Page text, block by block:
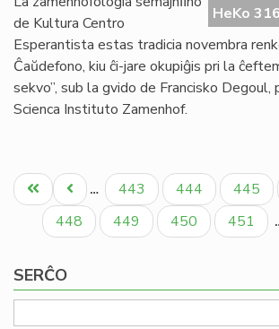
HeKo
de Kultura Centro
Esperantista estas tradicia novembra
Ĉaŭdefono, kiu ĉi-jare okupiĝis pri la
sekvo”, sub la gvido de Francisko Degoul,
Scienca Instituto Zamenhof.
Pagination
Unua
paĝo
Antaŭa
paĝo
… Paĝo
443 Paĝo
444 Paĝo
445
Paĝo
448 Paĝo
449 Paĝo
450 Paĝo
451
SERĈO